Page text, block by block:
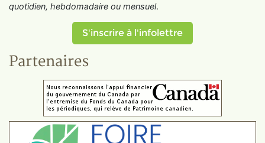
quotidien, hebdomadaire ou mensuel.
S'inscrire à l'infolettre
Partenaires